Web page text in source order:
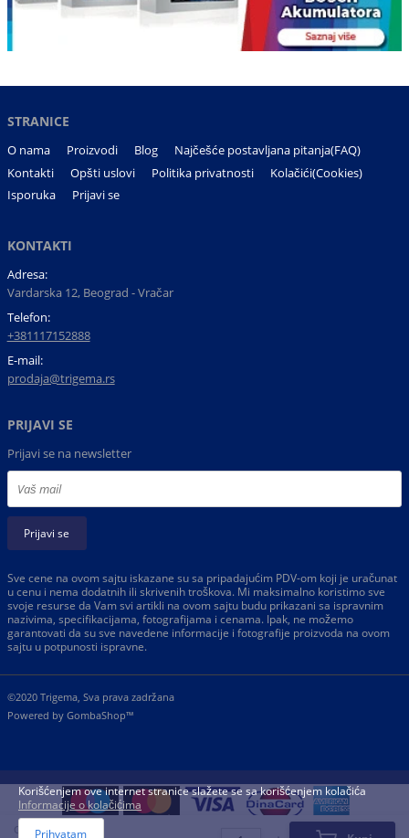
STRANICE
O nama Proizvodi Blog
Najčešće postavljana pitanja(FAQ)
Kontakti
Opšti uslovi Politika privatnosti
Kolačići(Cookies)
Isporuka
Prijavi se
KONTAKTI
Adresa:
Vardarska 12, Beograd - Vračar
Telefon:
+381117152888
E-mail:
prodaja@trigema.rs
PRIJAVI SE
Prijavi se na newsletter
Prijavi se
Sve cene na ovom sajtu iskazane su sa pripadajućim PDV-om koji je uračunat
u cenu i nema dodatnih ili skrivenih troškova. Mi maksimalno koristimo sve
svoje resurse da Vam svi artikli na ovom sajtu budu prikazani sa ispravnim
nazivima, specifikacijama, fotografijama i cenama. Ipak, ne možemo
garantovati da su sve navedene informacije i fotografije proizvoda na ovom
sajtu u potpunosti ispravne.
©2020 Trigema, Sva prava zadržana
Powered by GombaShop™
Cena:
Korišćenjem ove internet stranice slažete se sa korišćenjem kolačića
Informacije o kolačićima
Prihvatam